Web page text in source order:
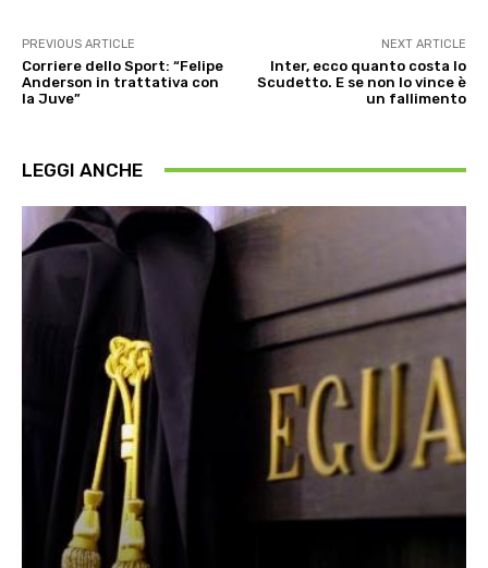
PREVIOUS ARTICLE
Corriere dello Sport: “Felipe
Anderson in trattativa con
la Juve”
NEXT ARTICLE
Inter, ecco quanto costa lo
Scudetto. E se non lo vince è
un fallimento
LEGGI ANCHE